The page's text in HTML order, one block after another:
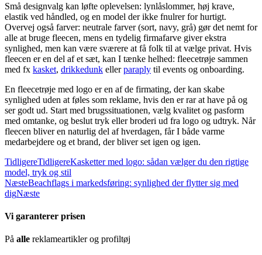
Små designvalg kan løfte oplevelsen: lynlåslommer, høj krave,
elastik ved håndled, og en model der ikke fnulrer for hurtigt.
Overvej også farver: neutrale farver (sort, navy, grå) gør det nemt for
alle at bruge fleecen, mens en tydelig firmafarve giver ekstra
synlighed, men kan være sværere at få folk til at vælge privat. Hvis
fleecen er en del af et sæt, kan I tænke helhed: fleecetrøje sammen
med fx kasket, drikkedunk ellerparaply til events og onboarding.
En fleecetrøje med logo er en af de firmating, der kan skabe
synlighed uden at føles som reklame, hvis den er rar at have på og
ser godt ud. Start med brugssituationen, vælg kvalitet og pasform
med omtanke, og beslut tryk eller broderi ud fra logo og udtryk. Når
fleecen bliver en naturlig del af hverdagen, får I både varme
medarbejdere og et brand, der bliver set igen og igen.
TidligereTidligereKasketter med logo: sådan vælger du den rigtige
model, tryk og stil
NæsteBeachflags i markedsføring: synlighed der flytter sig med
digNæste
Vi garanterer prisen
På alle reklameartikler og profiltøj